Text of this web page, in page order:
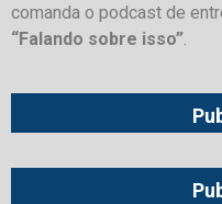
comanda o podcast de
“Falando sobre isso”.